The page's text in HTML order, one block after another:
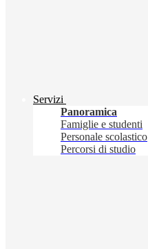
Servizi
Panoramica
Famiglie e studenti
Personale scolastico
Percorsi di studio